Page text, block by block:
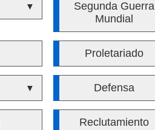
▼
Segunda Guerra
Mundial
Proletariado
▼ Defensa
Reclutamiento